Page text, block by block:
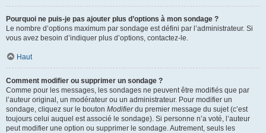
Pourquoi ne puis-je pas ajouter plus d’options à mon sondage ?
Le nombre d’options maximum par sondage est défini par l’administrateur. Si
vous avez besoin d’indiquer plus d’options, contactez-le.
Haut
Comment modifier ou supprimer un sondage ?
Comme pour les messages, les sondages ne peuvent être modifiés que par
l’auteur original, un modérateur ou un administrateur. Pour modifier un
sondage, cliquez sur le bouton Modifierdu premier message du sujet (c’est
toujours celui auquel est associé le sondage). Si personne n’a voté, l’auteur
peut modifier une option ou supprimer le sondage. Autrement, seuls les